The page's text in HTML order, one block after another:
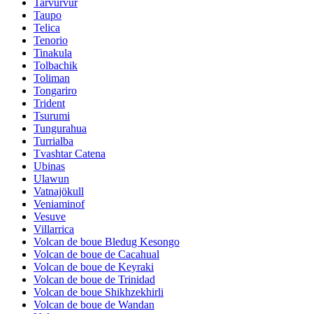
Tarvurvur
Taupo
Telica
Tenorio
Tinakula
Tolbachik
Toliman
Tongariro
Trident
Tsurumi
Tungurahua
Turrialba
Tvashtar Catena
Ubinas
Ulawun
Vatnajökull
Veniaminof
Vesuve
Villarrica
Volcan de boue Bledug Kesongo
Volcan de boue de Cacahual
Volcan de boue de Keyraki
Volcan de boue de Trinidad
Volcan de boue Shikhzekhirli
Volcan de boue de Wandan